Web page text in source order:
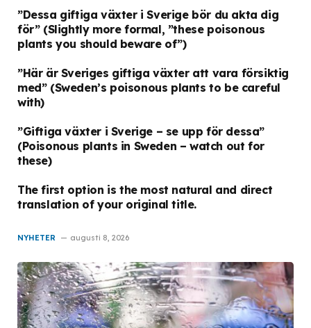
”Dessa giftiga växter i Sverige bör du akta dig
för”(Slightly more formal, ”these poisonous
plants you should beware of”)
”Här är Sveriges giftiga växter att vara försiktig
med”(Sweden’s poisonous plants to be careful
with)
”Giftiga växter i Sverige – se upp för dessa”
(Poisonous plants in Sweden – watch out for
these)
The first option is the most natural and direct
translation of your original title.
NYHETER augusti 8, 2026